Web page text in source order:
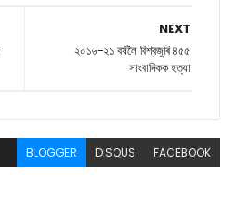
NEXT
২০১৬-২১ বৰ্ষলৈ বিশ্বজুৰি ৪৫৫
সাংবাদিকক হত্যা
BLOGGER DISQUS FACEBOOK